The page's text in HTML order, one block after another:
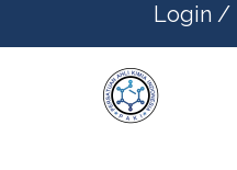
Login /